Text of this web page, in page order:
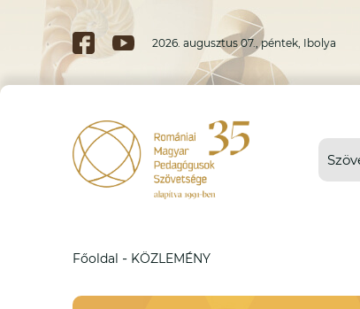
2026. augusztus 07., péntek, Ibolya
Főoldal - KÖZLEMÉNY